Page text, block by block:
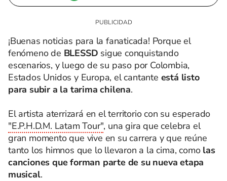
¡Buenas noticias para la fanaticada! Porque el
fenómeno de BLESSD sigue conquistando
escenarios, y luego de su paso por Colombia,
Estados Unidos y Europa, el cantante está listo
para subir a la tarima chilena.
El artista aterrizará en el territorio con su esperado
"E.P.H.D.M. Latam Tour", una gira que celebra el
gran momento que vive en su carrera y que reúne
tanto los himnos que lo llevaron a la cima, como las
canciones que forman parte de su nueva etapa
musical.